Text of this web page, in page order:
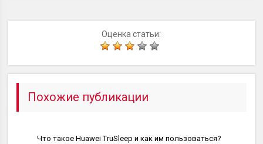
Оценка статьи:
Похожие публикации
Что такое Huawei TruSleep и как им пользоваться?